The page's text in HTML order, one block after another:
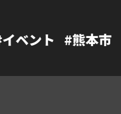
#熊本市 #カフェ